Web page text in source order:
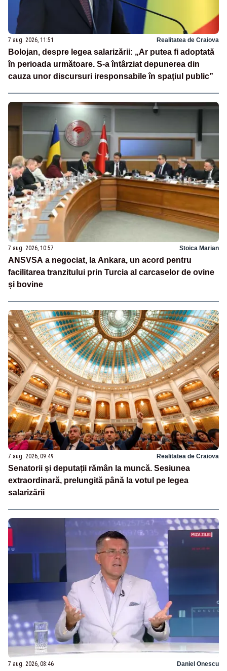
7 aug. 2026, 11:51 Realitatea de Craiova
Bolojan, despre legea salarizării: „Ar putea fi adoptată
în perioada următoare. S-a întârziat depunerea din
cauza unor discursuri iresponsabile în spaţiul public”
7 aug. 2026, 10:57 Stoica Marian
ANSVSA a negociat, la Ankara, un acord pentru
facilitarea tranzitului prin Turcia al carcaselor de ovine
și bovine
7 aug. 2026, 09:49 Realitatea de Craiova
Senatorii și deputații rămân la muncă. Sesiunea
extraordinară, prelungită până la votul pe legea
salarizării
7 aug. 2026, 08:46 Daniel Onescu